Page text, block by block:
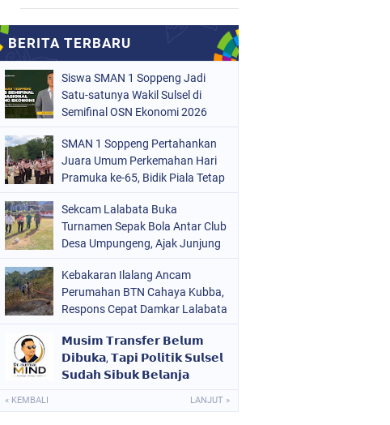
MAKASSAR
(1021)
ORGANISASI
PERISTIWA
POLITIK (220)
POLRI
SULSEL (846)
Siswa SMAN 1 Soppeng Jadi
Satu-satunya Wakil Sulsel di
Semifinal OSN Ekonomi 2026
SMAN 1 Soppeng Pertahankan
Juara Umum Perkemahan Hari
Pramuka ke-65, Bidik Piala Tetap
Sekcam Lalabata Buka
Turnamen Sepak Bola Antar Club
Desa Umpungeng, Ajak Junjung
Kebakaran Ilalang Ancam
Perumahan BTN Cahaya Kubba,
Respons Cepat Damkar Lalabata
Warga
𝗠𝘂𝘀𝗶𝗺 𝗧𝗿𝗮𝗻𝘀𝗳𝗲𝗿 𝗕𝗲𝗹𝘂𝗺
𝗗𝗶𝗯𝘂𝗸𝗮, 𝗧𝗮𝗽𝗶 𝗣𝗼𝗹𝗶𝘁𝗶𝗸 𝗦𝘂𝗹𝘀𝗲𝗹
𝗦𝘂𝗱𝗮𝗵 𝗦𝗶𝗯𝘂𝗸 𝗕𝗲𝗹𝗮𝗻𝗷𝗮
« KEMBALI LANJUT »